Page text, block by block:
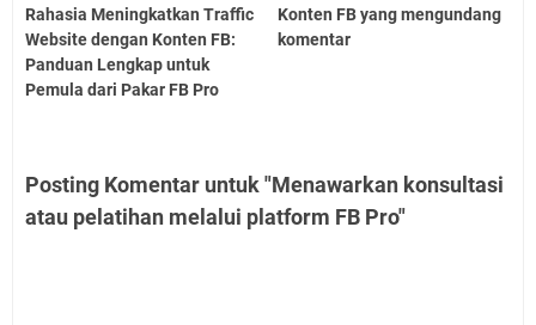
Rahasia Meningkatkan Traffic
Website dengan Konten FB:
Panduan Lengkap untuk
Pemula dari Pakar FB Pro
Konten FB yang mengundang
komentar
Posting Komentar untuk "Menawarkan konsultasi
atau pelatihan melalui platform FB Pro"